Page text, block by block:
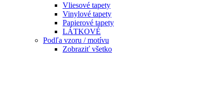
Vliesové tapety
Vinylové tapety
Papierové tapety
LÁTKOVÉ
Podľa vzoru / motívu
Zobraziť všetko